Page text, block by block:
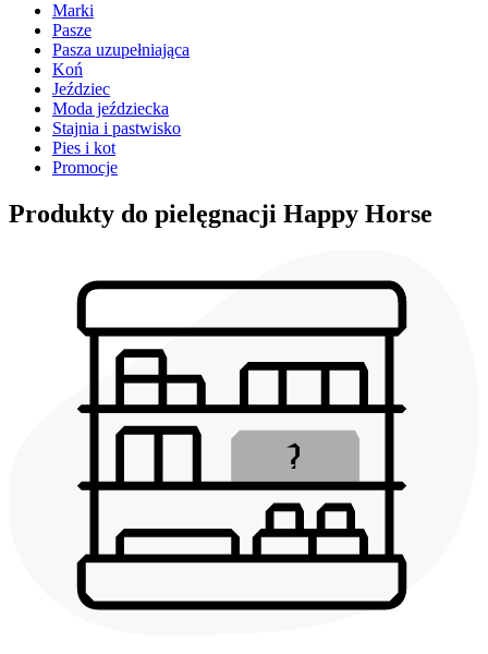
Marki
Pasze
Pasza uzupełniająca
Koń
Jeździec
Moda jeździecka
Stajnia i pastwisko
Pies i kot
Promocje
Produkty do pielęgnacji Happy Horse